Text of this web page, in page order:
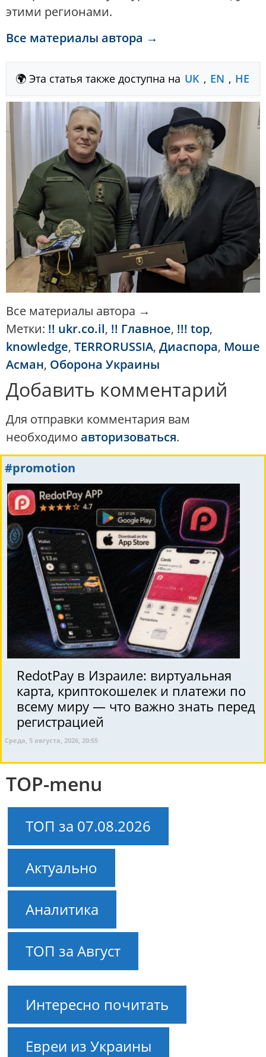
этими регионами.
Все материалы автора →
🌍 Эта статья также доступна на UK , EN , HE
Все материалы автора →
Метки: !! ukr.co.il, !! Главное, !!! top,
knowledge, TERRORUSSIA, Диаспора, Моше
Асман, Оборона Украины
Добавить комментарий
Для отправки комментария вам
необходимо авторизоваться.
#promotion
RedotPay в Израиле: виртуальная
карта, криптокошелек и платежи по
всему миру — что важно знать перед
регистрацией
Среда, 5 августа, 2026, 20:55
TOP-menu
ТОП за 07.08.2026
Актуально
Аналитика
ТОП за Август
Интересно почитать
Евреи из Украины